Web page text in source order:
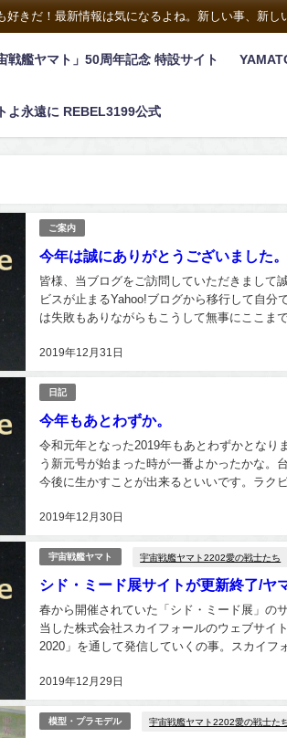
きだ！最新情報は気になるよね。新しい事、新し
戦艦ヤマト」50周年記念 特設サイト
よ永遠に REBEL3199公式
ご案内
今年は誠にありがとうございました。
2019年12月31日
皆様、当ブログをご訪問していただきまして
ビスが止まるYahoo!ブログから移行して自
は失敗もありながらもこうして無事にここま
日記
今年もあとわずか。
2019年12月30日
令和元年となった2019年もあとわずかとなり
う新元号が始まった時が一番よかったかな。
今後に生かすことが出来るといいです。ラク
宇宙戦艦ヤマト 宇宙戦艦ヤマト2202愛の戦士たち
シド・ミード展サイトが更新終了/ヤ
2019年12月29日
春から開催されていた「シド・ミード展」の
当した株式会社スカイフォールのウェブサイ
2020」を通して発信していくの事。スカイフ
模型・プラモデル 宇宙戦艦ヤマト2202愛の戦士た